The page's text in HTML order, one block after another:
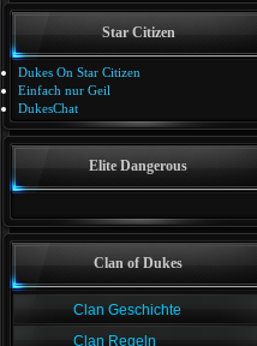
Star Citizen
Dukes On Star Citizen
Einfach nur Geil
DukesChat
Elite Dangerous
Clan of Dukes
Clan Geschichte
Clan Regeln